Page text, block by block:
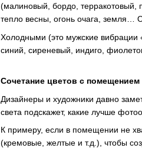
(малиновый, бордо,
тепло весны, огонь очага, земля…
Холодными (это мужские вибрации
синий, сиреневый, индиго,
Сочетание цветов с помещением
Дизайнеры и художники давно
света подскажет, какие лучше
К примеру, если в помещении не
(кремовые, желтые и т.д.), чтобы